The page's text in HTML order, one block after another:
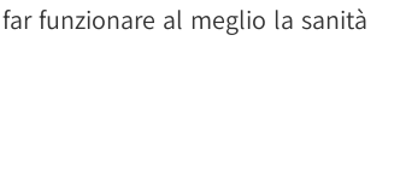
funzionare al meglio la sanità